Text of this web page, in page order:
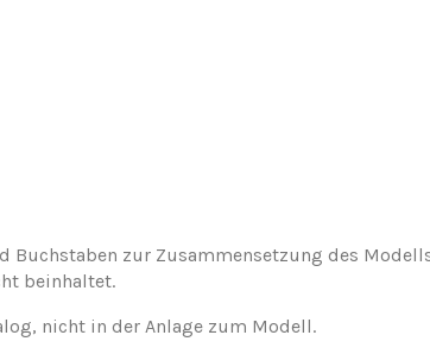
Buchstaben zur Zusammensetzung des
beinhaltet.
nicht in der Anlage zum Modell.